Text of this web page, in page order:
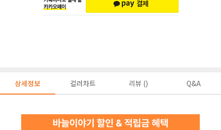
상세정보 컬러차트 리뷰 () Q&A